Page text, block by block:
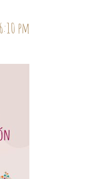
6:10 pm